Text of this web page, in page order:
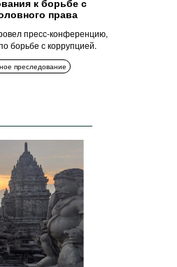
к борьбе с
права
пресс-конференцию,
борьбе с коррупцией.
преследование